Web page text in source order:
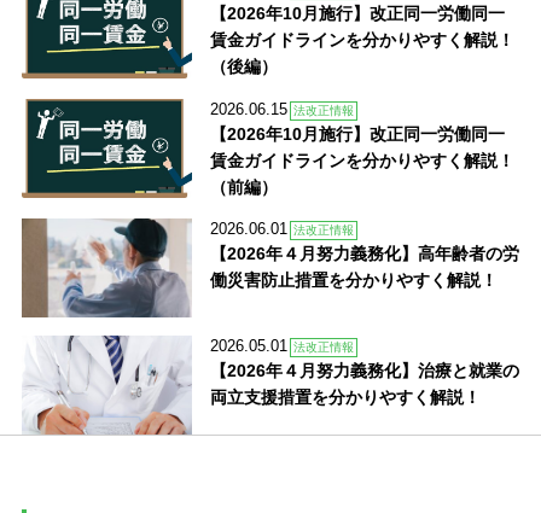
【2026年10月施行】改正同一労働同一
賃金ガイドラインを分かりやすく解説！
（後編）
2026.06.15 法改正情報
【2026年10月施行】改正同一労働同一
賃金ガイドラインを分かりやすく解説！
（前編）
2026.06.01 法改正情報
【2026年４月努力義務化】高年齢者の労
働災害防止措置を分かりやすく解説！
2026.05.01 法改正情報
【2026年４月努力義務化】治療と就業の
両立支援措置を分かりやすく解説！